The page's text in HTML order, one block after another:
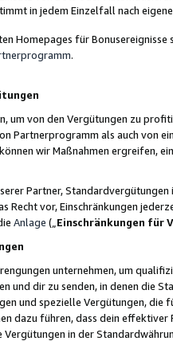
in jedem Einzelfall nach
Homepages für
.
um von den Vergütungen zu
Partnerprogramm als auch von
wir Maßnahmen ergreifen,
Partner,
Recht vor, Einschränkungen
Anlage („ Einschränkungen für
unternehmen, um
und dir zu senden, in denen die
und spezielle Vergütungen,
dazu führen, dass dein
in der